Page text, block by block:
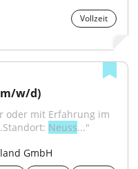
Vollzeit
w/d)
oder mit Erfahrung im
Neuss..."
GmbH